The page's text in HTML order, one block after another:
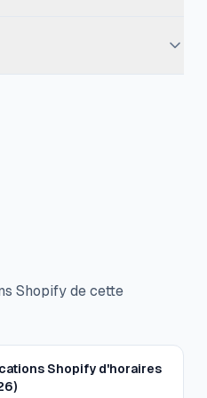
Shopify de cette
Shopify d'horaires